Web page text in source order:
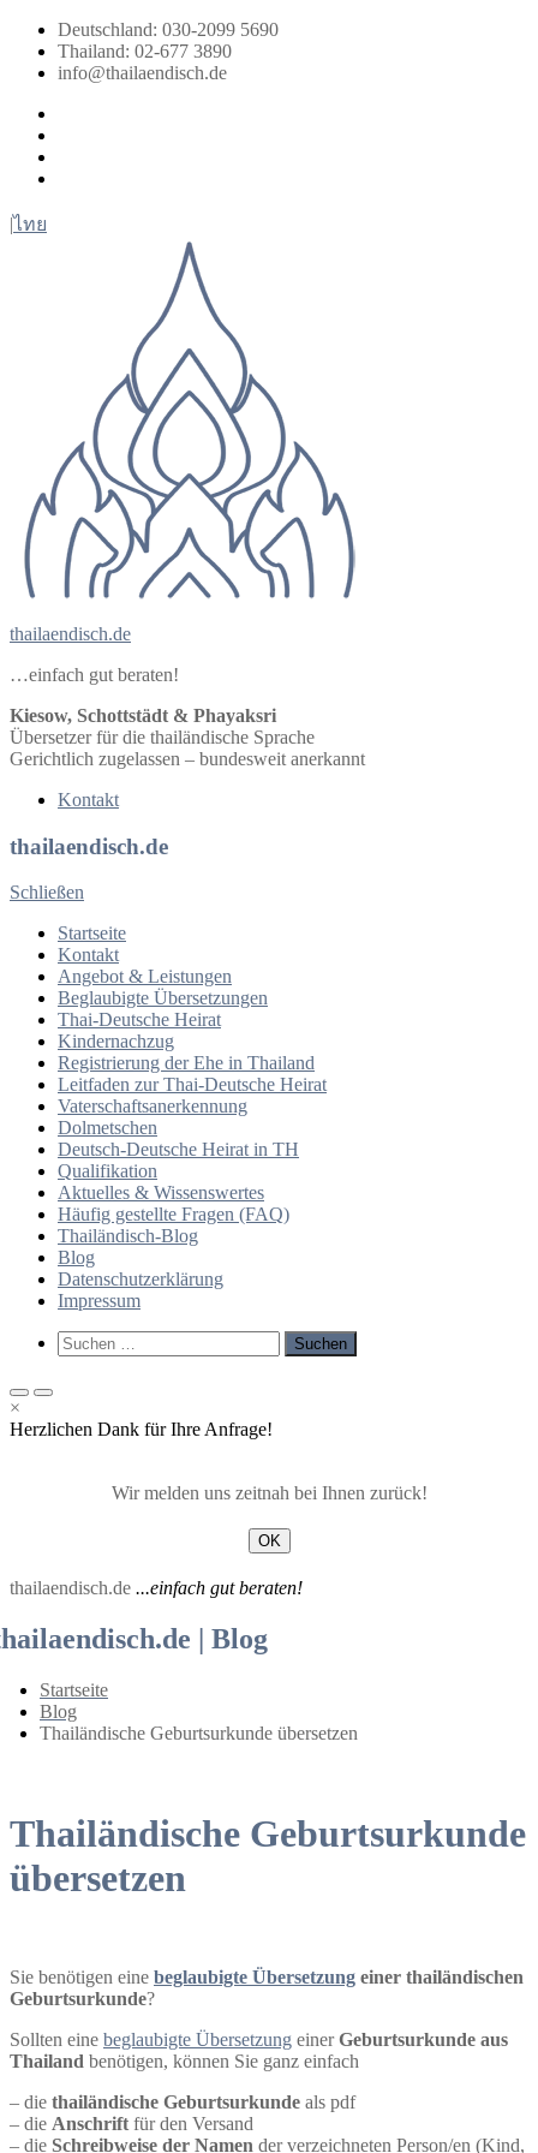
Zum
Inhalt
springen
Deutschland: 030-2099 5690
Thailand: 02-677 3890
info@thailaendisch.de
|ไทย
thailaendisch.de
…einfach gut beraten!
Kiesow, Schottstädt & Phayaksri
Übersetzer für die thailändische Sprache
Gerichtlich zugelassen – bundesweit anerkannt
Kontakt
thailaendisch.de
Schließen
Startseite
Kontakt
Angebot & Leistungen
Beglaubigte Übersetzungen
Thai-Deutsche Heirat
Kindernachzug
Registrierung der Ehe in Thailand
Leitfaden zur Thai-Deutsche Heirat
Vaterschaftsanerkennung
Dolmetschen
Deutsch-Deutsche Heirat in TH
Qualifikation
Aktuelles & Wissenswertes
Häufig gestellte Fragen (FAQ)
Thailändisch-Blog
Blog
Datenschutzerklärung
Impressum
Such-
Formular
Suchen
nach:
Primäres
Menü
für
Primäres
Menü
für
×
Herzlichen Dank für Ihre Anfrage!
Wir melden uns zeitnah bei Ihnen zurück!
OK
thailaendisch.de ...einfach gut beraten!
| Blog
Startseite
Blog
Thailändische Geburtsurkunde übersetzen
Thailändische Geburtsurkunde
übersetzen
Sie benötigen eine beglaubigte Übersetzung einer thailändischen
Geburtsurkunde?
Sollten eine beglaubigte Übersetzung einerGeburtsurkunde aus
Thailand benötigen, können Sie ganz einfach
– die thailändische Geburtsurkunde als pdf
– die Anschrift für den Versand
– die Schreibweise der Namen der verzeichneten Person/en (Kind,